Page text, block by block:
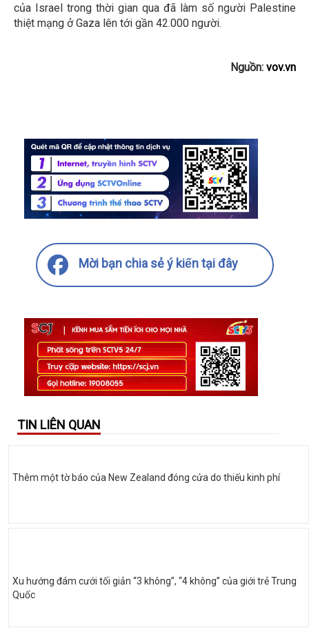
của Israel trong thời gian qua đã làm số người Palestine
thiệt mạng ở Gaza lên tới gần 42.000 người.
Nguồn: vov.vn
Mời bạn chia sẻ ý kiến tại đây
TIN LIÊN QUAN
Thêm một tờ báo của New Zealand đóng cửa do thiếu kinh phí
Xu hướng đám cưới tối giản “3 không”, “4 không” của giới trẻ Trung
Quốc